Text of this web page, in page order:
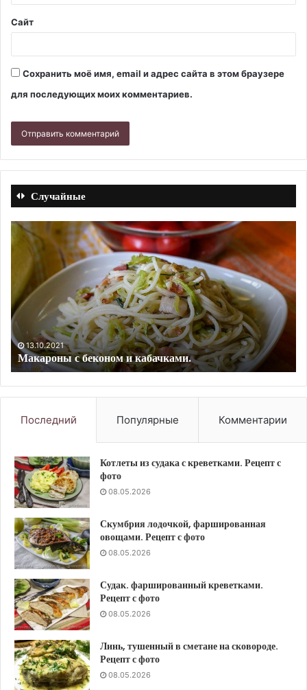
Сайт
Сохранить моё имя, email и адрес сайта в этом браузере
для последующих моих комментариев.
Случайные
Пастила
из
помидоров
(с
паприкой
и
чесноком).
Рецепт
фото
09.09.2023
Пастила из помидоров (с паприкой и
Рецепт с фото
Последний Популярные Комментарии
Котлеты из судака с креветками. Рецепт с
фото
08.05.2026
Скумбрия лодочкой, фаршированная
овощами. Рецепт с фото
08.05.2026
Судак. фаршированный креветками.
Рецепт с фото
08.05.2026
Линь, тушенный в сметане на сковороде.
Рецепт с фото
08.05.2026